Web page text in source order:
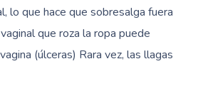
lo que hace que sobresalga fuera
que roza la ropa puede
(úlceras) Rara vez, las llagas